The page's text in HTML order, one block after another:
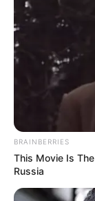
BRAINBERRIES
This Movie Is
Russia